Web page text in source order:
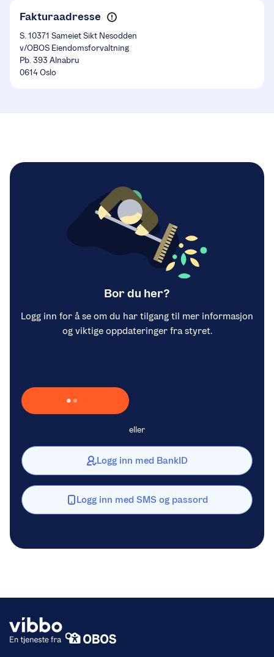
Fakturaadresse
S. 10371 Sameiet Sikt Nesodden
v/OBOS Eiendomsforvaltning
Pb. 393 Alnabru
0614 Oslo
Bor du her?
Logg inn for å se om du har tilgang til mer informasjon
og viktige oppdateringer fra styret.
Laster inn Vipps …
eller
Logg inn med BankID
Logg inn med SMS og passord